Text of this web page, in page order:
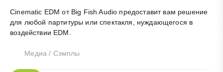
Cinematic EDM от Big Fish Audio предоставит вам решение
для любой партитуры или спектакля, нуждающегося в
воздействии EDM.
Медиа / Сэмплы